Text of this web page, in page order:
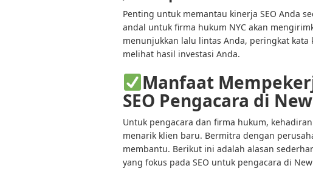
Penting untuk memantau kinerja SEO Anda
andal untuk firma hukum NYC akan
menunjukkan lalu lintas Anda, peringkat
melihat hasil investasi Anda.
Manfaat
SEO Pengacara di
Untuk pengacara dan firma hukum,
menarik klien baru. Bermitra dengan
membantu. Berikut ini adalah alasan
yang fokus pada SEO untuk pengacara di